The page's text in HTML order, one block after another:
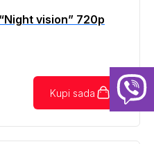
vision” 720p
Kupi sada